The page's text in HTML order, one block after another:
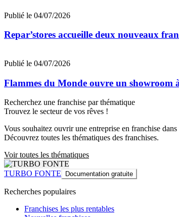
Publié le 04/07/2026
Repar’stores accueille deux nouveaux
Publié le 04/07/2026
Flammes du Monde ouvre un showroom
Recherchez une franchise par thématique
Trouvez le secteur de vos rêves !
Vous souhaitez ouvrir une entreprise en franchise
Découvrez toutes les thématiques des franchises.
Voir toutes les thématiques
TURBO FONTE Documentation gratuite
Recherches populaires
Franchises les plus rentables